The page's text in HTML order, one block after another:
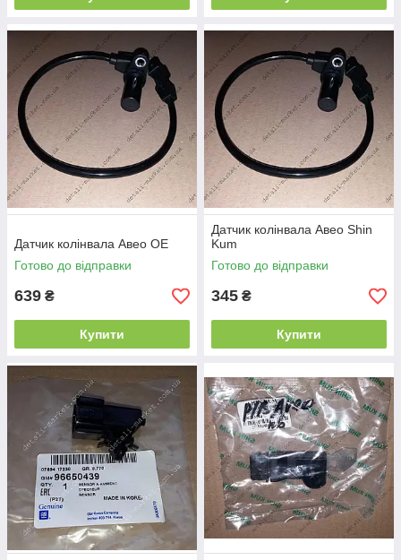
Датчик колінвала Авео OE
Готово до відправки
639 ₴
Купити
Датчик колінвала Авео Shin
Kum
Готово до відправки
345 ₴
Купити